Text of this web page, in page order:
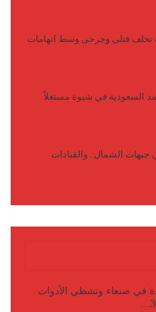
تخلف قتلى وجرحى وسط اتهامات
ضد السعودية في شبوة مستغلاً
جبهات الشمال.. والقيادات
في صنعاء وتشظي الأدوات